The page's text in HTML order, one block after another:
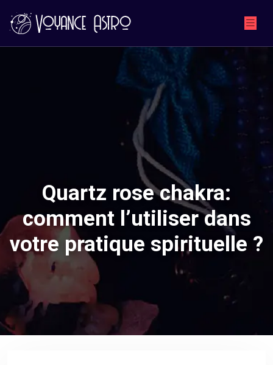
Quartz rose chakra:
comment l’utiliser dans
votre pratique spirituelle ?